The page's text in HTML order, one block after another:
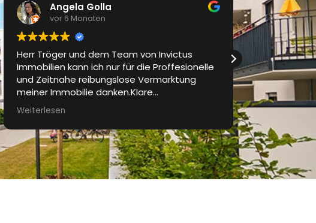
Angela Golla
vor 6 Monaten
Herr Tröger und dem Team von Invictus
Immobilien kann ich nur für die Proffesionelle
und Zeitnahe reibungslose Vermarktung
meiner Immobilie danken.Klare
Kommunikation und Betreuung auf hohem
Niveau hat alle meine Erwartungen
übertroffen.Ich kann ihnen nur nochmal
herzlichst dafür danken.
Weiterlesen
vor 6
Ich habe
war bei
vor Ort hat
Ich kann nur
Weiterlesen